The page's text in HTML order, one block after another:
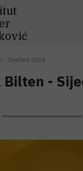
- Siječanj 2024
Bilten -